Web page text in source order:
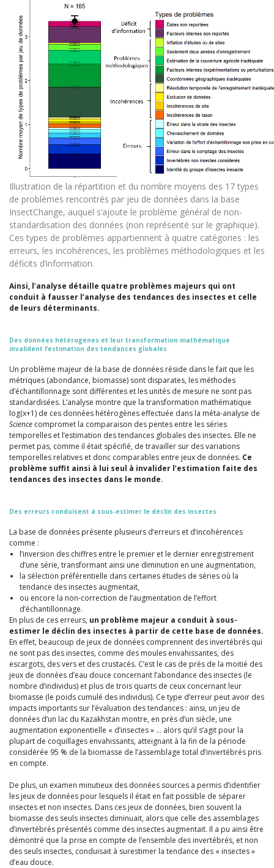
Illustration de la répartition et du nombre moyens des 17 types
de problèmes rencontrés par jeu de données dans la base
InsectChange, auquel s’ajoute le problème général de non-
standardisation des données (non représenté sur le graphique).
Ces types de problèmes appartiennent à quatre catégories : les
erreurs, les incohérences, les problèmes méthodologiques et les
déficits d’information.
Ainsi, l’analyse détaille quatre problèmes majeurs qui ont
conduit à fausser l’analyse des tendances des insectes et celle
de leurs déterminants.
Des données hétérogènes et leur transformation mathématique
invalident l’estimation des tendances globales
Un problème majeur de la base de données réside dans le fait que les
métriques (abondance, biomasse) sont disparates, les méthodes
d’échantillonnage sont différentes et les unités de mesure ne sont pas
standardisées. L’analyse montre que la transformation mathématique
log(x+1) de ces données hétérogènes effectuée dans la méta-analyse de
Science compromet la comparaison des pentes entre les séries
temporelles et l’estimation des tendances globales des insectes. Elle ne
permet pas, comme il était spécifié, de travailler sur des variations
temporelles relatives et donc comparables entre jeux de données. Ce
problème suffit ainsi à lui seul à invalider l’estimation faite des
tendances des insectes dans le monde.
Des erreurs conduisent à sous-estimer le déclin des insectes
La base de données présente plusieurs d’erreurs et d’incohérences
comme :
l’inversion des chiffres entre le premier et le dernier enregistrement
d’une série, transformant ainsi une diminution en une augmentation,
la sélection préférentielle dans certaines études de séries où la
tendance des insectes augmentait,
ou encore la non-correction de l’augmentation de l’effort
d’échantillonnage.
En plus de ces erreurs, un problème majeur a conduit à sous-
estimer le déclin des insectes à partir de cette base de données.
En effet, beaucoup de jeux de données comprennent des invertébrés qui
ne sont pas des insectes, comme des moules envahissantes, des
escargots, des vers et des crustacés. C’est le cas de près de la moitié des
jeux de données d’eau douce concernant l’abondance des insectes (le
nombre d’individus) et plus de trois quarts de ceux concernant leur
biomasse (le poids cumulé des individus). Ce type d’erreur peut avoir des
impacts importants sur l’évaluation des tendances : ainsi, un jeu de
données d’un lac du Kazakhstan montre, en près d’un siècle, une
augmentation exponentielle « d’insectes » … alors qu’il s’agit pour la
plupart de coquillages envahissants, atteignant à la fin de la période
considérée 95 % de la biomasse de l’assemblage total d’invertébrés pris
en compte.
De plus, un examen minutieux des données sources a permis d’identifier
les jeux de données pour lesquels il était en fait possible de séparer
insectes et non insectes. Dans ces jeux de données, bien souvent la
biomasse des seuls insectes diminuait, alors que celle des assemblages
d’invertébrés présentés comme des insectes augmentait. Il a pu ainsi être
démontré que la prise en compte de l’ensemble des invertébrés, et non
des seuls insectes, conduisait à surestimer la tendance des « insectes »
d’eau douce.